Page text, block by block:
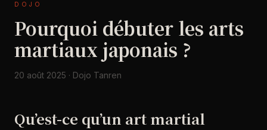
DOJO
Pourquoi débuter les arts
martiaux japonais ?
20 août 2025 · Dojo Tanren
Qu’est-ce qu’un art martial